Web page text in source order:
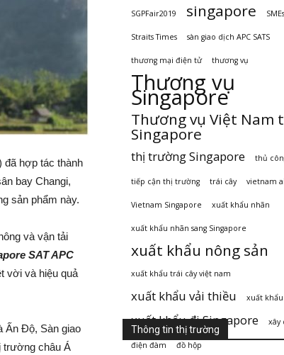
đã hợp tác thành
bay Changi,
sản phẩm này.
và vận tải
SAT APC
vời và hiệu quả
Ấn Độ, Sàn giao
trường châu Á
SGPFair2019 singapore SMEs
Straits Times sàn giao dịch APC SATS
thương mại điện tử thương vụ
Thương vụ
Singapore
Thương vụ Việt Nam
Singapore
thị trường Singapore thủ
tiếp cận thị trường trái cây vietnam
Vietnam Singapore xuất khẩu nhãn
xuất khẩu nhãn sang Singapore
xuất khẩu nông sản
xuất khẩu trái cây việt nam
xuất khẩu vải thiều xuất
xuất khẩu đi Singapore xây
điện đàm đồ hộp
Thông tin thị trường